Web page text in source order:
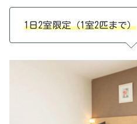
1日2室限定（1室2匹まで）